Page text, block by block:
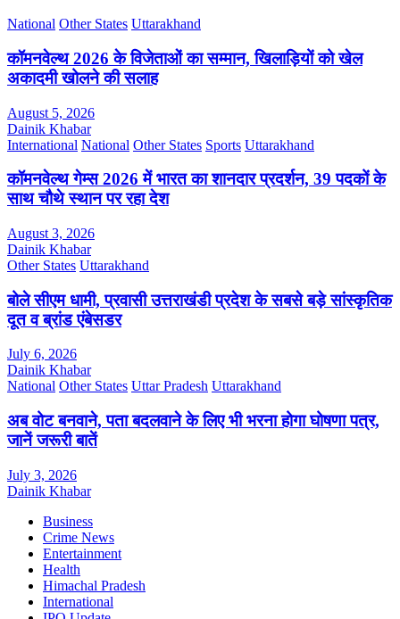
National Other States Uttarakhand
कॉमनवेल्थ 2026 के विजेताओं का सम्मान, खिलाड़ियों को खेल
अकादमी खोलने की सलाह
August 5, 2026
Dainik Khabar
International National Other States Sports Uttarakhand
कॉमनवेल्थ गेम्स 2026 में भारत का शानदार प्रदर्शन, 39 पदकों के
साथ चौथे स्थान पर रहा देश
August 3, 2026
Dainik Khabar
Other States Uttarakhand
बोले सीएम धामी, प्रवासी उत्तराखंडी प्रदेश के सबसे बड़े सांस्कृतिक
दूत व ब्रांड एंबेसडर
July 6, 2026
Dainik Khabar
National Other States Uttar Pradesh Uttarakhand
अब वोट बनवाने, पता बदलवाने के लिए भी भरना होगा घोषणा पत्र,
जानें जरूरी बातें
July 3, 2026
Dainik Khabar
Business
Crime News
Entertainment
Health
Himachal Pradesh
International